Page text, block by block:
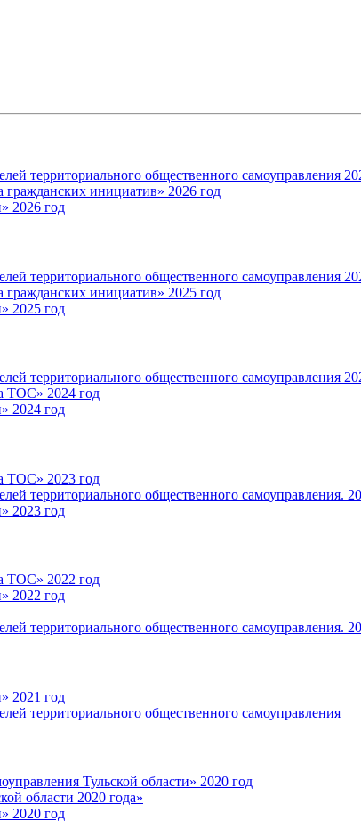
территориального общественного самоуправления
гражданских инициатив» 2026 год
2026 год
территориального общественного самоуправления
гражданских инициатив» 2025 год
2025 год
территориального общественного самоуправления
ТОС» 2024 год
2024 год
ТОС» 2023 год
территориального общественного самоуправления.
2023 год
ТОС» 2022 год
2022 год
территориального общественного самоуправления.
2021 год
территориального общественного самоуправления
Тульской области» 2020 год
области 2020 года»
2020 год